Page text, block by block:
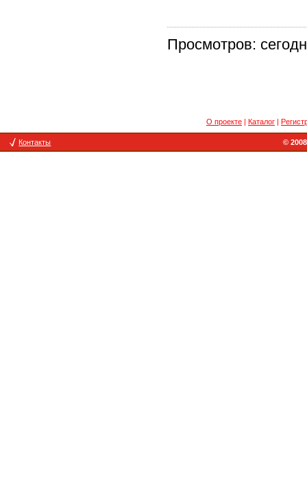
Просмотров:
О проекте Каталог
Контакты ©